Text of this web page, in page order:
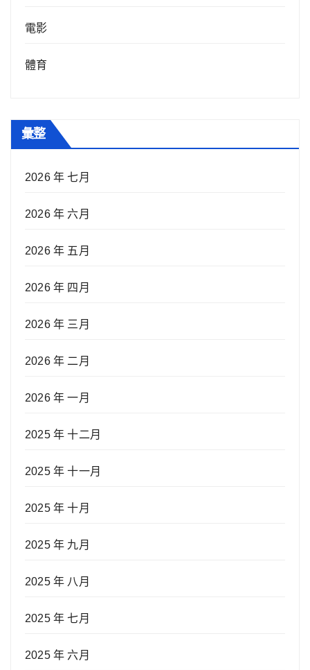
電影
體育
彙整
2026 年 七月
2026 年 六月
2026 年 五月
2026 年 四月
2026 年 三月
2026 年 二月
2026 年 一月
2025 年 十二月
2025 年 十一月
2025 年 十月
2025 年 九月
2025 年 八月
2025 年 七月
2025 年 六月